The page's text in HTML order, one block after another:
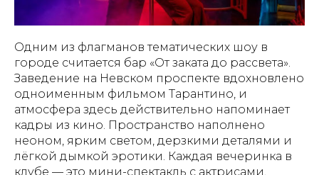
Одним из флагманов тематических шоу в
городе считается бар «От заката до рассвета».
Заведение на Невском проспекте вдохновлено
одноименным фильмом Тарантино, и
атмосфера здесь действительно напоминает
кадры из кино. Пространство наполнено
неоном, ярким светом, дерзкими деталями и
лёгкой дымкой эротики. Каждая вечеринка в
клубе — это мини-спектакль с актрисами,